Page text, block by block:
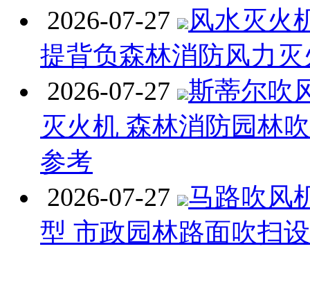
2026-07-27
风水灭火
提背负森林消防风力
2026-07-27
斯蒂尔吹
灭火机 森林消防园林
参考
2026-07-27
马路吹风
型 市政园林路面吹扫